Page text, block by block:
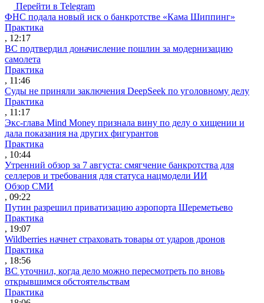
Перейти в Telegram
ФНС подала новый иск о банкротстве «Кама Шиппинг»
Практика
, 12:17
ВС подтвердил доначисление пошлин за модернизацию
самолета
Практика
, 11:46
Суды не приняли заключения DeepSeek по уголовному делу
Практика
, 11:17
Экс-глава Mind Money признала вину по делу о хищении и
дала показания на других фигурантов
Практика
, 10:44
Утренний обзор за 7 августа: смягчение банкротства для
селлеров и требования для статуса нацмодели ИИ
Обзор СМИ
, 09:22
Путин разрешил приватизацию аэропорта Шереметьево
Практика
, 19:07
Wildberries начнет страховать товары от ударов дронов
Практика
, 18:56
ВС уточнил, когда дело можно пересмотреть по вновь
открывшимся обстоятельствам
Практика